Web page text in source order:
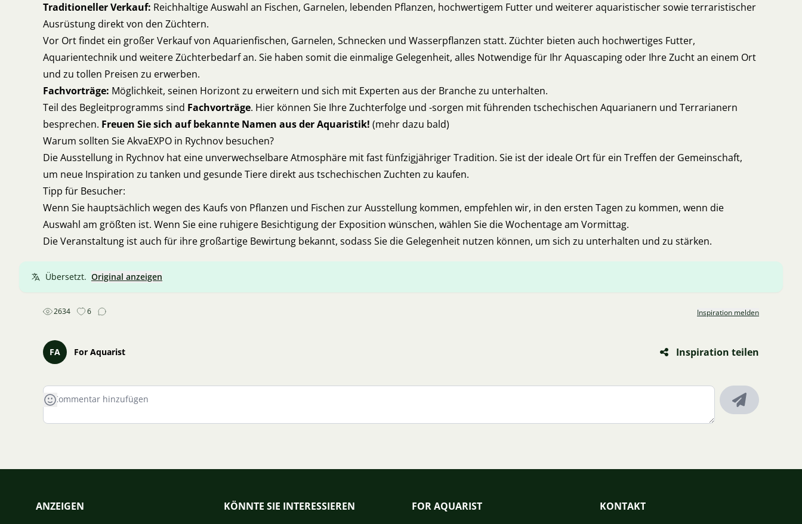
Traditioneller Verkauf: Reichhaltige Auswahl an Fischen, Garnelen, lebenden Pflanzen, hochwertigem Futter und weiterer aquaristischer sowie terraristischer
Ausrüstung direkt von den Züchtern.
Vor Ort findet ein großer Verkauf von Aquarienfischen, Garnelen, Schnecken und Wasserpflanzen statt. Züchter bieten auch hochwertiges Futter,
Aquarientechnik und weitere Züchterbedarf an. Sie haben somit die einmalige Gelegenheit, alles Notwendige für Ihr Aquascaping oder Ihre Zucht an einem Ort
und zu tollen Preisen zu erwerben.
Fachvorträge: Möglichkeit, seinen Horizont zu erweitern und sich mit Experten aus der Branche zu unterhalten.
Teil des Begleitprogramms sind Fachvorträge. Hier können Sie Ihre Zuchterfolge und -sorgen mit führenden tschechischen Aquarianern und Terrarianern
besprechen. Freuen Sie sich auf bekannte Namen aus der Aquaristik! (mehr dazu bald)
Warum sollten Sie AkvaEXPO in Rychnov besuchen?
Die Ausstellung in Rychnov hat eine unverwechselbare Atmosphäre mit fast fünfzigjähriger Tradition. Sie ist der ideale Ort für ein Treffen der Gemeinschaft,
um neue Inspiration zu tanken und gesunde Tiere direkt aus tschechischen Zuchten zu kaufen.
Tipp für Besucher:
Wenn Sie hauptsächlich wegen des Kaufs von Pflanzen und Fischen zur Ausstellung kommen, empfehlen wir, in den ersten Tagen zu kommen, wenn die
Auswahl am größten ist. Wenn Sie eine ruhigere Besichtigung der Exposition wünschen, wählen Sie die Wochentage am Vormittag.
Die Veranstaltung ist auch für ihre großartige Bewirtung bekannt, sodass Sie die Gelegenheit nutzen können, um sich zu unterhalten und zu stärken.
Übersetzt. Original anzeigen
2634 6 Inspiration melden
FA For Aquarist Inspiration teilen
ANZEIGEN KÖNNTE SIE INTERESSIEREN FOR AQUARIST KONTAKT